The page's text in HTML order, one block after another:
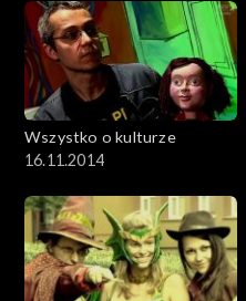
Wszystko o kulturze
16.11.2014